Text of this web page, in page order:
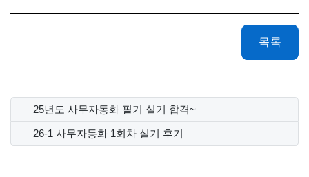
목록
25년도 사무자동화 필기 실기 합격~
26-1 사무자동화 1회차 실기 후기